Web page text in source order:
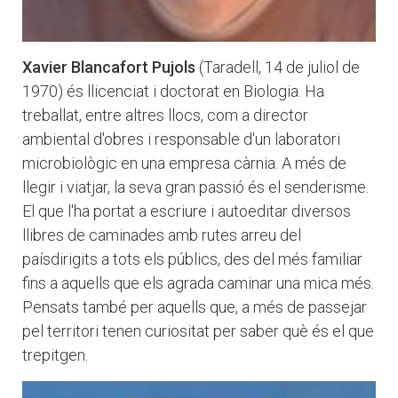
Xavier Blancafort Pujols (Taradell, 14 de juliol de
1970) és llicenciat i doctorat en Biologia. Ha
treballat, entre altres llocs, com a director
ambiental d'obres i responsable d'un laboratori
microbiològic en una empresa càrnia. A més de
llegir i viatjar, la seva gran passió és el senderisme.
El que l'ha portat a escriure i autoeditar diversos
llibres de caminades amb rutes arreu del
paísdirigits a tots els públics, des del més familiar
fins a aquells que els agrada caminar una mica més.
Pensats també per aquells que, a més de passejar
pel territori tenen curiositat per saber què és el que
trepitgen.